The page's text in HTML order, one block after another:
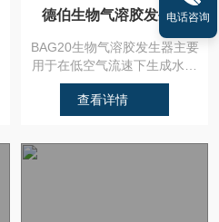
德伯生物气溶胶发生器
BAG20生物气溶胶发生器主要
用于在低空气流速下生成水性
气溶胶。虽然BAG20基...
查看详情
电话咨询